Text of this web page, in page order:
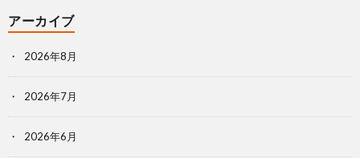
アーカイブ
2026年8月
2026年7月
2026年6月